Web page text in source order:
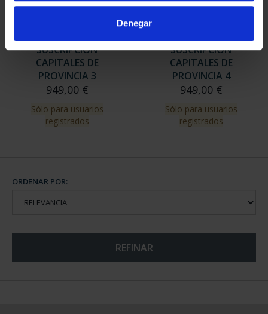
Denegar
SUSCRIPCIÓN
CAPITALES DE
PROVINCIA 3
949,00 €
Sólo para usuarios
registrados
SUSCRIPCIÓN
CAPITALES DE
PROVINCIA 4
949,00 €
Sólo para usuarios
registrados
ORDENAR POR:
REFINAR